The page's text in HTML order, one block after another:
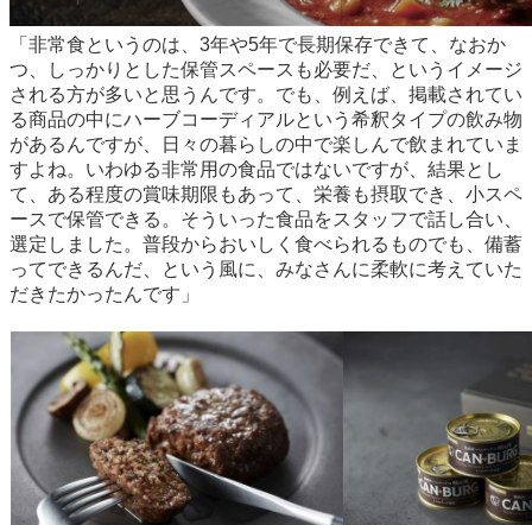
「非常食というのは、3年や5年で長期保存できて、なおか
つ、しっかりとした保管スペースも必要だ、というイメージ
される方が多いと思うんです。でも、例えば、掲載されてい
る商品の中にハーブコーディアルという希釈タイプの飲み物
があるんですが、日々の暮らしの中で楽しんで飲まれていま
すよね。いわゆる非常用の食品ではないですが、結果とし
て、ある程度の賞味期限もあって、栄養も摂取でき、小スペ
ースで保管できる。そういった食品をスタッフで話し合い、
選定しました。普段からおいしく食べられるものでも、備蓄
ってできるんだ、という風に、みなさんに柔軟に考えていた
だきたかったんです」